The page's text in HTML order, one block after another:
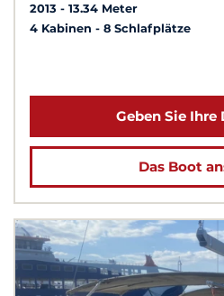
2013
13.34 Meter
4 Kabinen
8 Schlafplätze
Geben Sie Ihre
Das Boot